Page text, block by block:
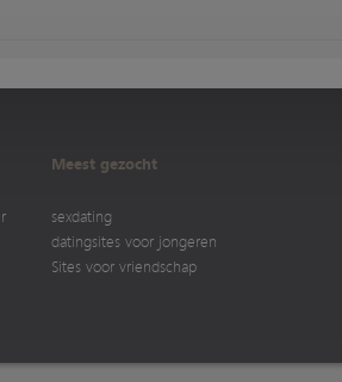
Meest gezocht
sexdating
datingsites voor jongeren
Sites voor vriendschap